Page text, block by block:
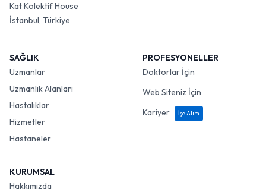
Kat Kolektif House
İstanbul, Türkiye
SAĞLIK
Uzmanlar
Uzmanlık Alanları
Hastalıklar
Hizmetler
Hastaneler
PROFESYONELLER
Doktorlar İçin
Web Siteniz İçin
Kariyer
İşe Alım
KURUMSAL
Hakkımızda